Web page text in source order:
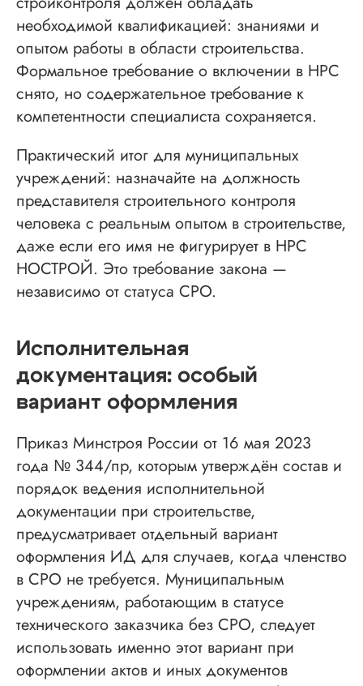
необходимой квалификацией: знаниями и
опытом работы в области строительства.
Формальное требование о включении в НРС
снято, но содержательное требование к
компетентности специалиста сохраняется.
Практический итог для муниципальных
учреждений: назначайте на должность
представителя строительного контроля
человека с реальным опытом в строительстве,
даже если его имя не фигурирует в НРС
НОСТРОЙ. Это требование закона —
независимо от статуса СРО.
Исполнительная
документация: особый
вариант оформления
Приказ Минстроя России от 16 мая 2023
года № 344/пр, которым утверждён состав и
порядок ведения исполнительной
документации при строительстве,
предусматривает отдельный вариант
оформления ИД для случаев, когда членство
в СРО не требуется. Муниципальным
учреждениям, работающим в статусе
технического заказчика без СРО, следует
использовать именно этот вариант при
оформлении актов и иных документов